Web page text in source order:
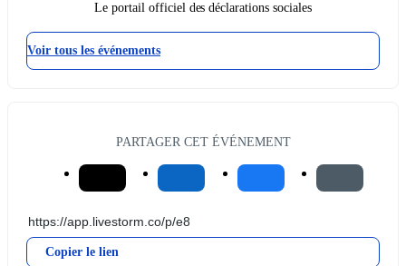
Le portail officiel des déclarations sociales
Voir tous les événements
PARTAGER CET ÉVÉNEMENT
Copier le lien